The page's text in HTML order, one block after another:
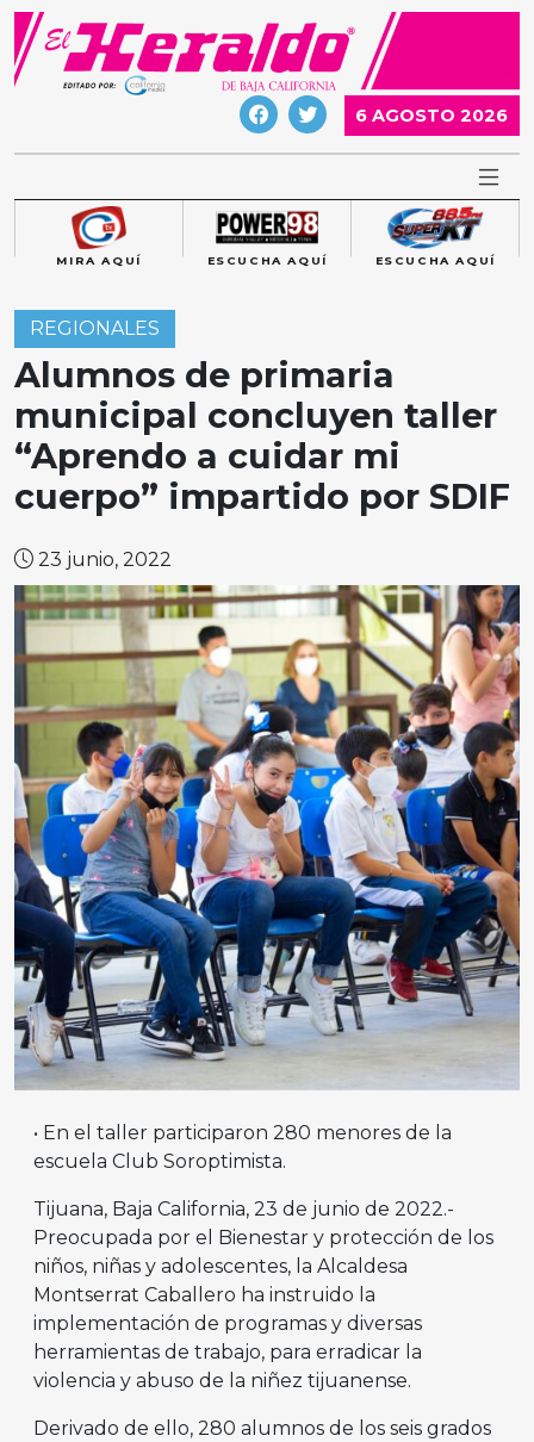
Skip
content
6 AGOSTO 2026
MIRA AQUÍ ESCUCHA AQUÍ ESCUCHA AQUÍ
REGIONALES
Alumnos de primaria
municipal concluyen taller
“Aprendo a cuidar mi
cuerpo” impartido por SDIF
23 junio, 2022
• En el taller participaron 280 menores de la
escuela Club Soroptimista.
Tijuana, Baja California, 23 de junio de 2022.-
Preocupada por el Bienestar y protección de los
niños, niñas y adolescentes, la Alcaldesa
Montserrat Caballero ha instruido la
implementación de programas y diversas
herramientas de trabajo, para erradicar la
violencia y abuso de la niñez tijuanense.
Derivado de ello, 280 alumnos de los seis grados